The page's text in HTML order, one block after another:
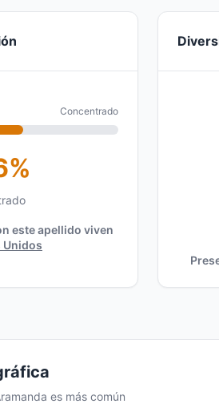
Concentrado
este apellido viven
Unidos
es más común